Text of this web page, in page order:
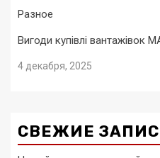
Разное
Вигоди купівлі вантажівок
4 декабря, 2025
СВЕЖИЕ